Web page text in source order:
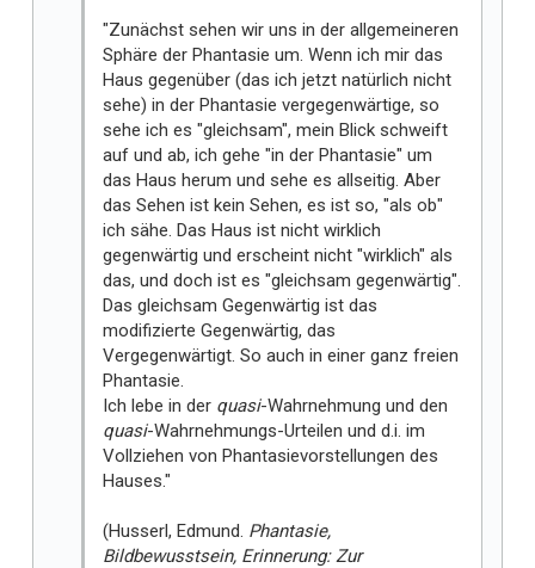
"Zunächst sehen wir uns in der allgemeineren
Sphäre der Phantasie um. Wenn ich mir das
Haus gegenüber (das ich jetzt natürlich nicht
sehe) in der Phantasie vergegenwärtige, so
sehe ich es "gleichsam", mein Blick schweift
auf und ab, ich gehe "in der Phantasie" um
das Haus herum und sehe es allseitig. Aber
das Sehen ist kein Sehen, es ist so, "als ob"
ich sähe. Das Haus ist nicht wirklich
gegenwärtig und erscheint nicht "wirklich" als
das, und doch ist es "gleichsam gegenwärtig".
Das gleichsam Gegenwärtig ist das
modifizierte Gegenwärtig, das
Vergegenwärtigt. So auch in einer ganz freien
Phantasie.
Ich lebe in der quasi-Wahrnehmung und den
quasi-Wahrnehmungs-Urteilen und d.i. im
Vollziehen von Phantasievorstellungen des
Hauses."
(Husserl, Edmund. Phantasie,
Bildbewusstsein, Erinnerung: Zur